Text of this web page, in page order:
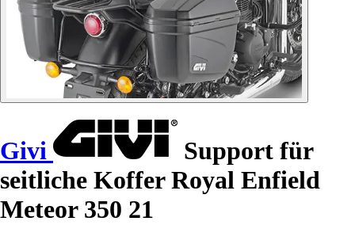
Givi
Support für
seitliche Koffer Royal Enfield
Meteor 350 21